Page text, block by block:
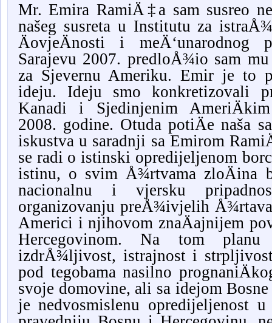
Mr. Emira RamiÄ‡a sam susreo
našeg susreta u Institutu za
ÄovjeÄnosti i
Sarajevu 2007. predloÅ¾io sam
za Sjevernu Ameriku. Emir je to
ideju. Ideju smo konkretizovali
Kanadi i Sjedinjenim
2008. godine. Otuda potiÄe naša
iskustva u saradnji sa Emirom
se radi o istinski opredijeljenom
istinu, o svim Å¾rtvama zloÄina
nacionalnu i vjersku
organizovanju preÅ¾ivjelih
Americi i njihovom znaÄajnijem
Hercegovinom. Na tom
izdrÅ¾ljivost, istrajnost i
pod tegobama nasilno
svoje domovine, ali sa idejom
je nedvosmislenu opredijeljenost